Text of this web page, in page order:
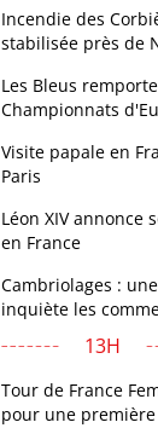
Incendie des
stabilisée près de
Les Bleus
Championnats
Visite papale en
Paris
Léon XIV annonce
en France
Cambriolages :
inquiète les
13H
Tour de France
pour une première